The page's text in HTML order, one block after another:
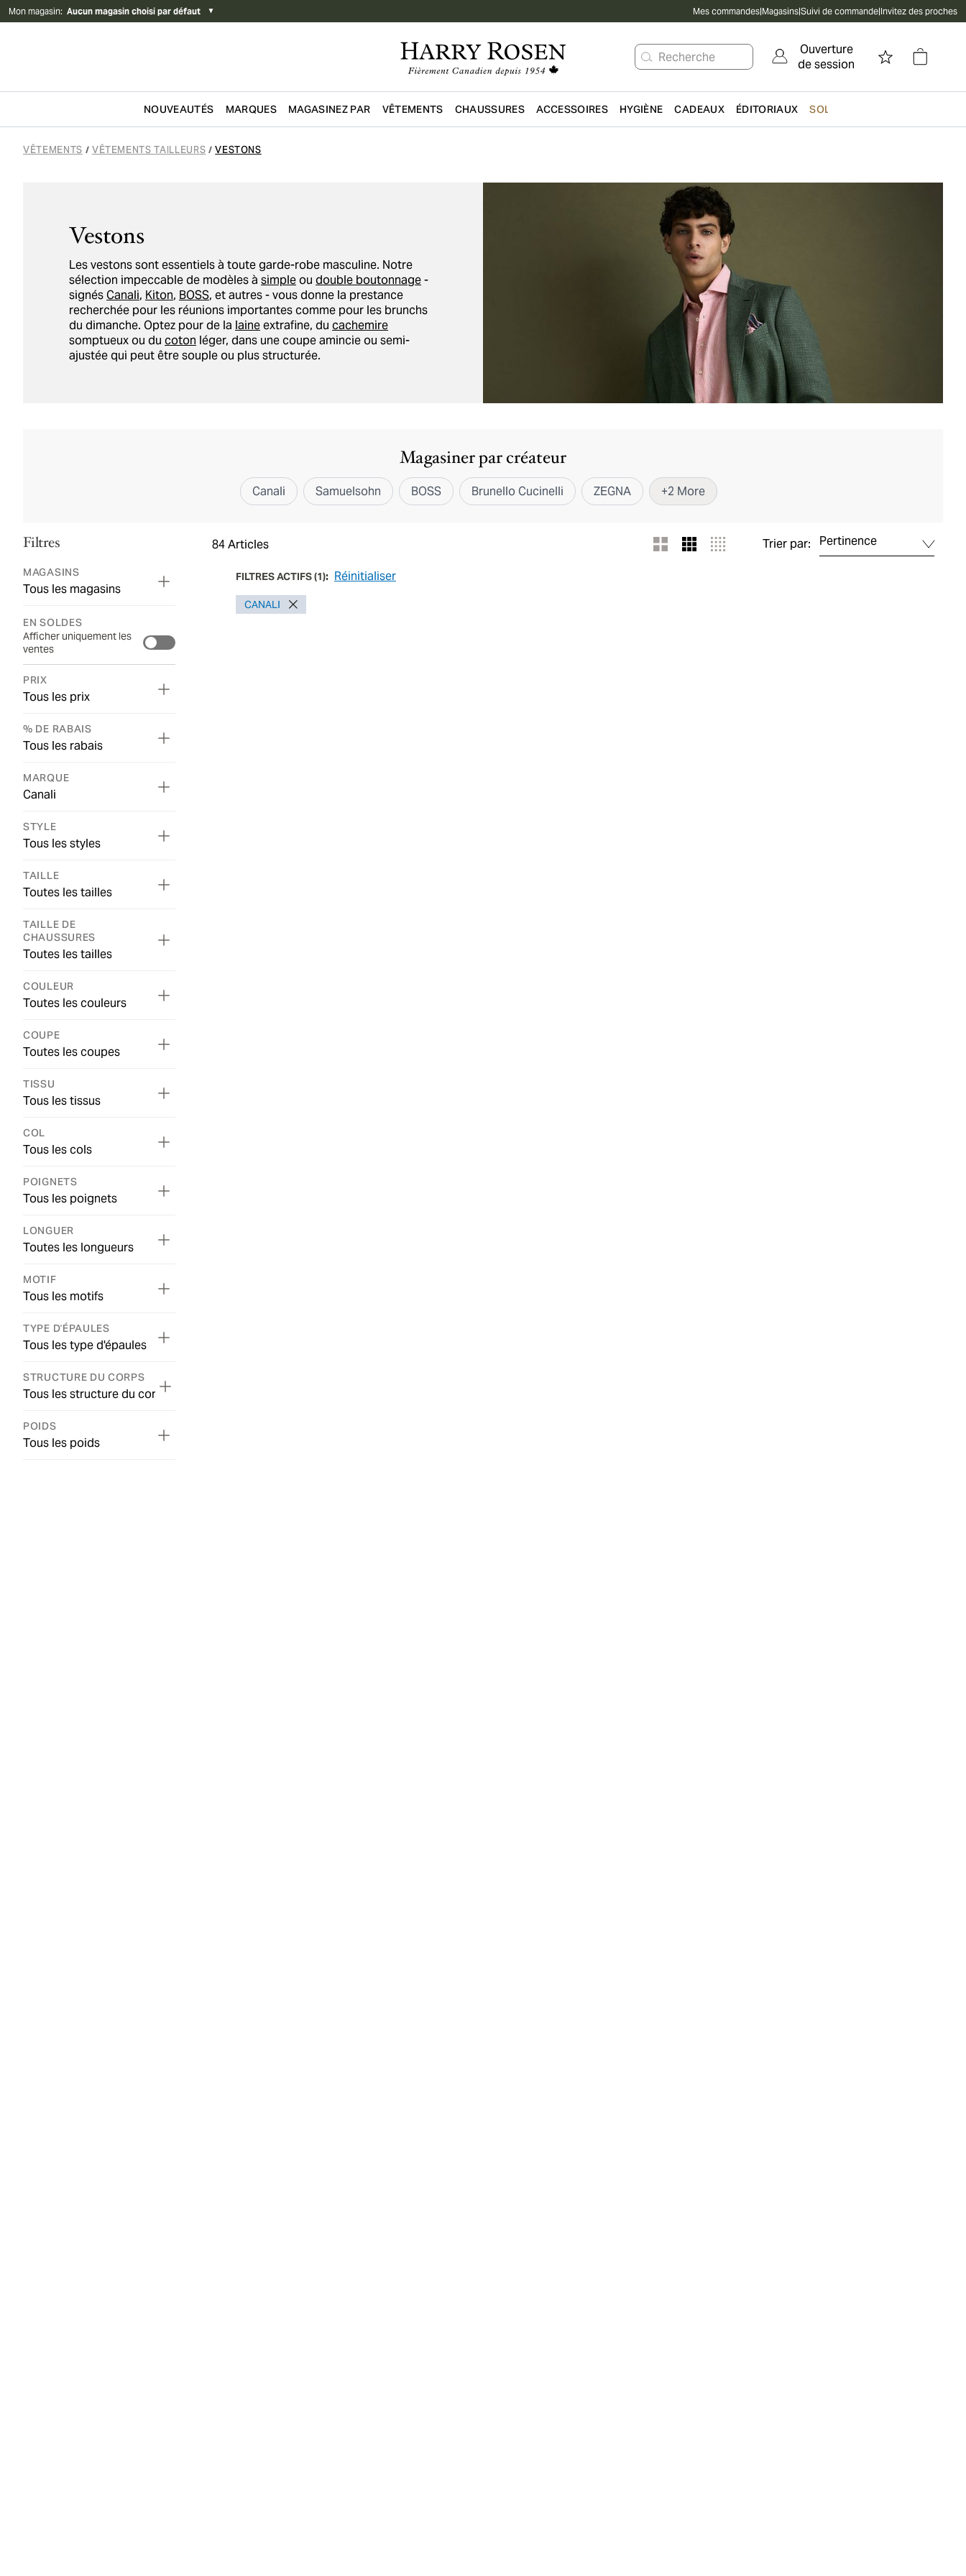
Mon magasin: Aucun magasin choisi par défaut ▼ Mes commandes|Magasins|Suivi de commande|Invitez des proches
Recherche
Ouverture
de session
Passer au contenu principal
NOUVEAUTÉS MARQUES MAGASINEZ PAR VÊTEMENTS CHAUSSURES ACCESSOIRES HYGIÈNE CADEAUX ÉDITORIAUX SOLDES
VÊTEMENTS / VÊTEMENTS TAILLEURS / VESTONS
Vestons
Les vestons sont essentiels à toute garde-robe masculine. Notre
sélection impeccable de modèles à simpleou double boutonnage-
signésCanali, Kiton, BOSS, et autres - vous donne la prestance
recherchée pour les réunions importantes comme pour les brunchs
du dimanche. Optez pour de la laineextrafine, du cachemire
somptueux ou du coton léger, dans une coupe amincie ou semi-
ajustée qui peut être souple ou plus structurée.
Magasiner par créateur
Canali Samuelsohn BOSS Brunello Cucinelli ZEGNA +2 More
84Articles Trier par: Pertinence
Filtres
MAGASINS
Tous les magasins
EN SOLDES
Afficher uniquement les
ventes
PRIX
Tous les prix
% DE RABAIS
Tous les rabais
MARQUE
Canali
STYLE
Tous les styles
TAILLE
Toutes les tailles
TAILLE DE
CHAUSSURES
Toutes les tailles
COULEUR
Toutes les couleurs
COUPE
Toutes les coupes
TISSU
Tous les tissus
COL
Tous les cols
POIGNETS
Tous les poignets
LONGUER
Toutes les longueurs
MOTIF
Tous les motifs
TYPE D'ÉPAULES
Tous les type d'épaules
STRUCTURE DU CORPS
Tous les structure du corps
POIDS
Tous les poids
FILTRES ACTIFS(1): Réinitialiser
CANALI